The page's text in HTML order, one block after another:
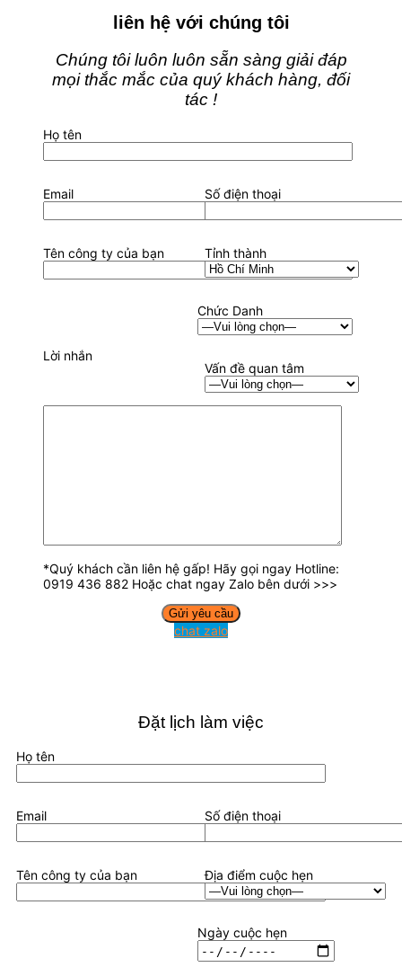
liên hệ với chúng tôi
Chúng tôi luôn luôn sẵn sàng giải đáp
mọi thắc mắc của quý khách hàng, đối
tác !
Họ tên
Email Số điện thoại
Tên công ty của bạn Tỉnh thành
Chức Danh
Vấn đề quan tâm
Lời nhắn
*Quý khách cần liên hệ gấp! Hãy gọi ngay Hotline:
0919 436 882 Hoặc chat ngay Zalo bên dưới >>>
chat zalo
Đặt lịch làm việc
Họ tên
Email Số điện thoại
Tên công ty của bạn Địa điểm cuộc hẹn
Ngày cuộc hẹn